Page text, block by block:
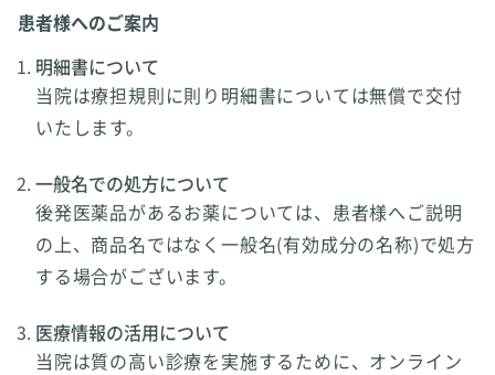
患者様へのご案内
明細書について
当院は療担規則に則り明細書については無償で交付
いたします。
一般名での処方について
後発医薬品があるお薬については、患者様へご説明
の上、商品名ではなく一般名(有効成分の名称)で処方
する場合がございます。
医療情報の活用について
当院は質の高い診療を実施するために、オンライン